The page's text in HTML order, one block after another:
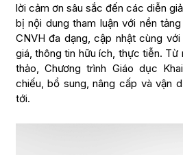
lời cảm ơn sâu sắc đến các diễn
bị nội dung tham luận với nền
CNVH đa dạng, cập nhật cùng
giá, thông tin hữu ích, thực tiễn. Từ
thảo, Chương trình Giáo dục
chiếu, bổ sung, nâng cấp và vận
tới.